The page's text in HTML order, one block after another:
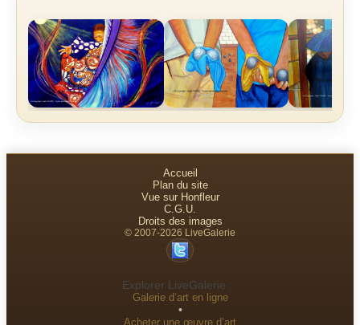
Accueil
Plan du site
Vue sur Honfleur
C.G.U.
Droits des images
© 2007-2026 LiveGalerie
Explorer LiveGalerie :
Galerie d’art en ligne
•
Acheter une œuvre d’art